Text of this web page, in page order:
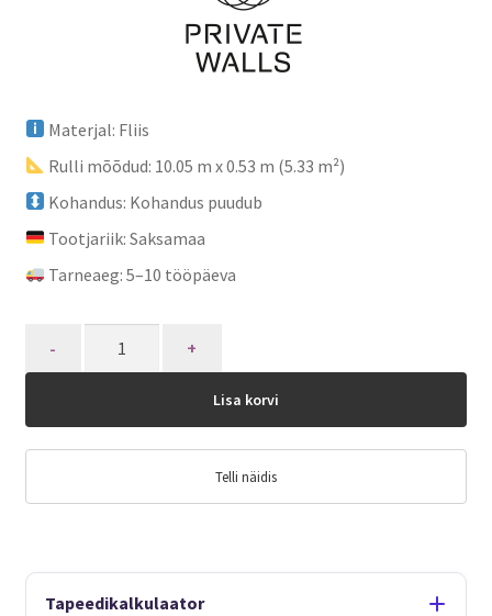
Materjal: Fliis
Rulli mõõdud: 10.05 m x 0.53 m (5.33 m²)
Kohandus: Kohandus puudub
Tootjariik: Saksamaa
Tarneaeg: 5–10 tööpäeva
Lisa korvi
Telli näidis
Tapeedikalkulaator